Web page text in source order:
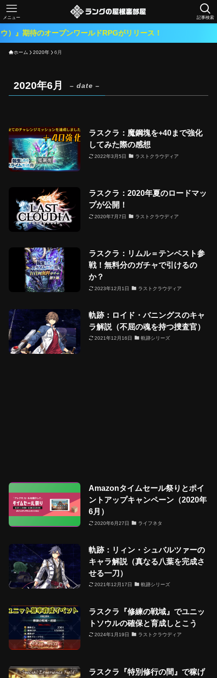
記事検索
メニュー
のオープンワールドRPGがリリース！
ホーム 2020年 6月
2020年6月 – date –
ラスクラ：魔鋼塊を+40まで強化
してみた際の感想
2022年3月5日 ラストクラウディア
ラスクラ：2020年夏のロードマッ
プが公開！
2020年7月7日 ラストクラウディア
ラスクラ：リムル＝テンペスト参
戦！無料分のガチャで引けるの
か？
2023年12月1日 ラストクラウディア
軌跡：ロイド・バニングスのキャ
ラ解説（不屈の魂を持つ捜査官）
2021年12月16日 軌跡シリーズ
Amazonタイムセール祭りとポイ
ントアップキャンペーン（2020年
6月）
2020年6月27日 ライフネタ
軌跡：リィン・シュバルツァーの
キャラ解説（真なる八葉を完成さ
せる一刀）
2021年12月17日 軌跡シリーズ
ラスクラ『修練の戦域』でユニッ
トソウルの確保と育成しとこう
2024年1月19日 ラストクラウディア
ラスクラ『特別修行の間』で稼げ